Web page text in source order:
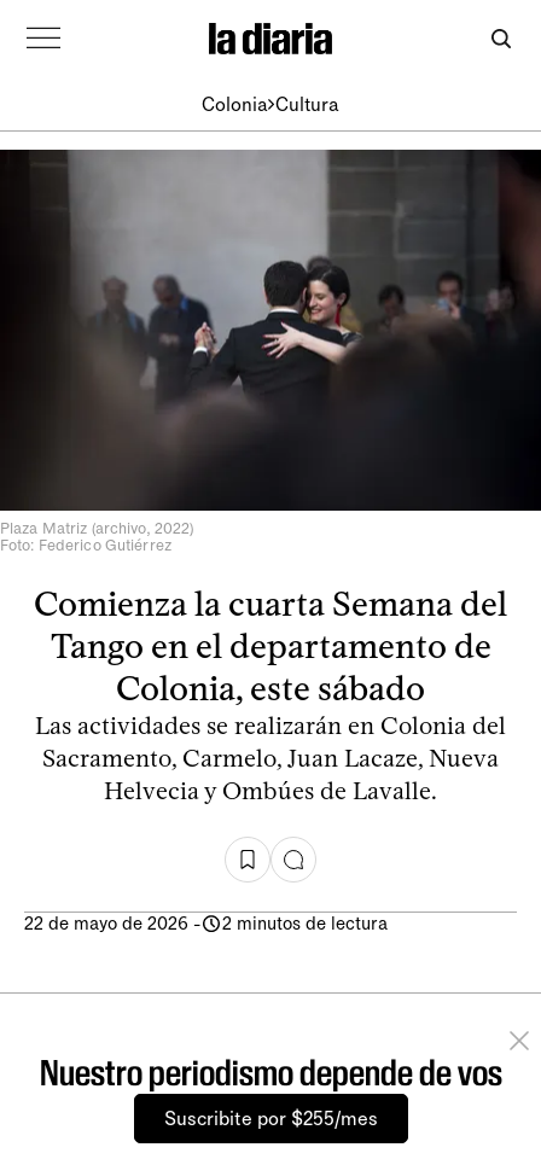
Colonia Cultura
Plaza Matriz (archivo, 2022)
Foto: Federico Gutiérrez
Comienza la cuarta Semana del
Tango en el departamento de
Colonia, este sábado
Las actividades se realizarán en Colonia del
Sacramento, Carmelo, Juan Lacaze, Nueva
Helvecia y Ombúes de Lavalle.
22 de mayo de 2026 - 2 minutos de lectura
Nuestro periodismo depende de vos
Suscribite por $255/mes